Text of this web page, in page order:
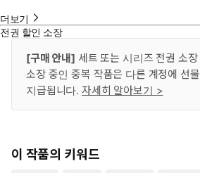
더보기
전권 할인 소장
[구매 안내] 세트 또는 시리즈 전권 소
소장 중인 중복 작품은 다른 계정에 선
지급됩니다. 자세히 알아보기 >
이 작품의 키워드